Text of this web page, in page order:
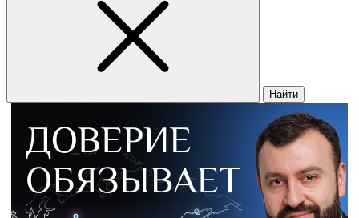
Найти